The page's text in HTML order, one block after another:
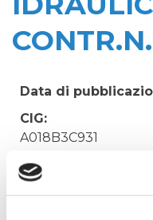
Data di
CIG:
A018B3C931
Struttura
Irisacqua srl P.I./C.F.